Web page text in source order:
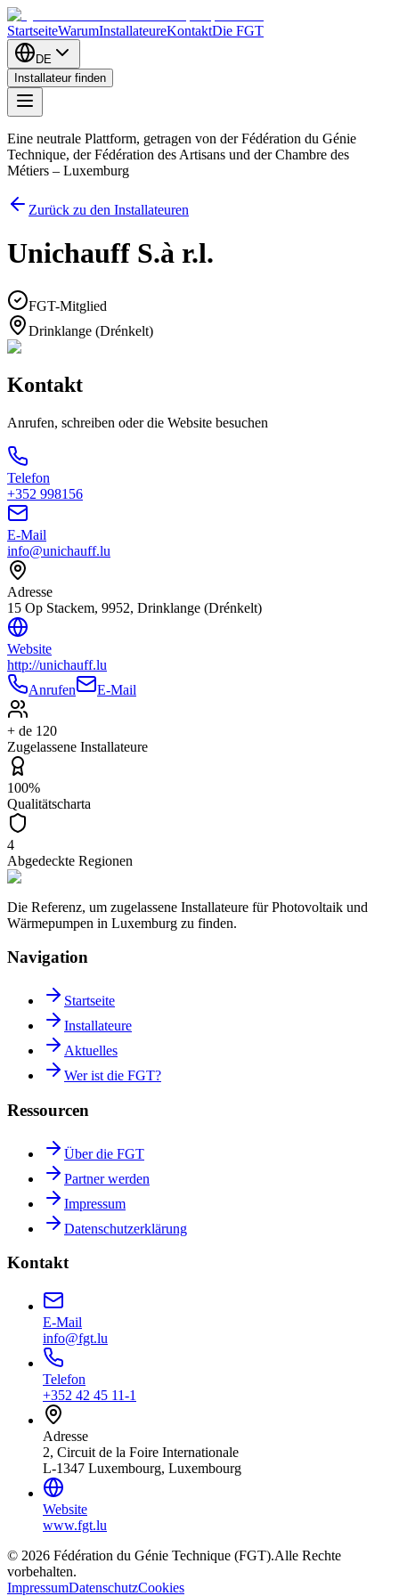
StartseiteWarumInstallateureKontaktDie FGT
DE
Installateur finden
Eine neutrale Plattform, getragen von der Fédération du Génie
Technique, der Fédération des Artisans und der Chambre des
Métiers – Luxemburg
Zurück zu den Installateuren
Unichauff S.à r.l.
FGT-Mitglied
Drinklange (Drénkelt)
Kontakt
Anrufen, schreiben oder die Website besuchen
Telefon
+352 998156
E-Mail
info@unichauff.lu
Adresse
15 Op Stackem, 9952, Drinklange (Drénkelt)
Website
http://unichauff.lu
Anrufen
E-Mail
+ de 120
Zugelassene Installateure
100%
Qualitätscharta
4
Abgedeckte Regionen
Die Referenz, um zugelassene Installateure für Photovoltaik und
Wärmepumpen in Luxemburg zu finden.
Navigation
Startseite
Installateure
Aktuelles
Wer ist die FGT?
Ressourcen
Über die FGT
Partner werden
Impressum
Datenschutzerklärung
Kontakt
E-Mail
info@fgt.lu
Telefon
+352 42 45 11-1
Adresse
2, Circuit de la Foire Internationale
L-1347 Luxembourg, Luxembourg
Website
www.fgt.lu
© 2026 Fédération du Génie Technique (FGT).Alle Rechte
vorbehalten.
ImpressumDatenschutzCookies